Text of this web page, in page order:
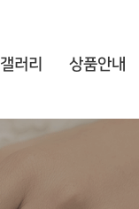
갤러리 상품안내